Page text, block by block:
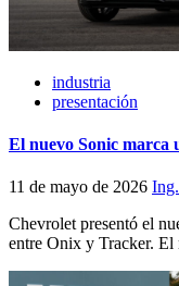
industria
presentación
El nuevo Sonic marca
11 de mayo de 2026
Chevrolet presentó el
entre Onix y Tracker. El